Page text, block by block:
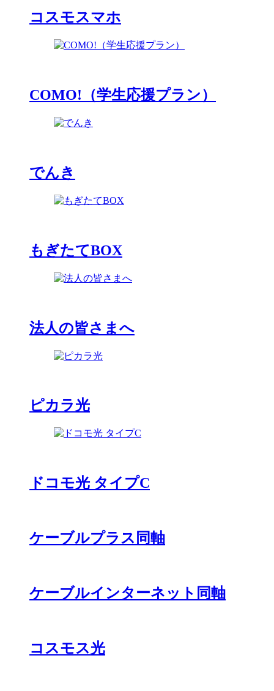
コスモスマホ
COMO!（学生応援プラン）
でんき
もぎたてBOX
法人の皆さまへ
ピカラ光
ドコモ光 タイプC
ケーブルプラス同軸
ケーブルインターネット同軸
コスモス光